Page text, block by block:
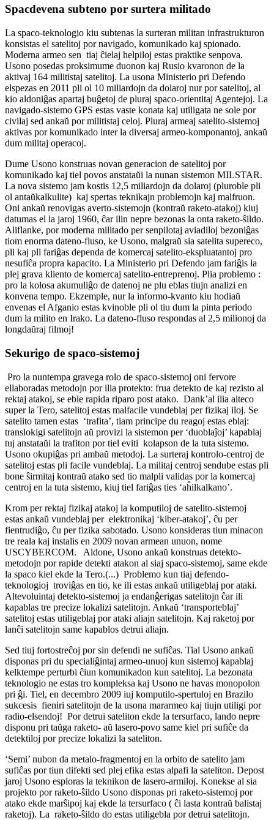
Spacdevena subteno por surtera militado
La spaco-teknologio kiu subtenas la surteran militan infrastrukturon
konsistas el satelitoj por navigado, komunikado kaj spionado.
Moderna armeo sen tiaj ĉielaj helpiloj estas praktike senpova.
Usono posedas proksimume duonon kaj Rusio kvaronon de la
aktivaj 164 militistaj satelitoj. La usona Ministerio pri Defendo
elspezas en 2011 pli ol 10 miliardojn da dolaroj nur por satelitoj, al
kio aldoniĝas apartaj buĝetoj de pluraj spaco-orientitaj Agentejoj. La
navigado-sistemo GPS estas vaste konata kaj utiligata ne sole por
civilaj sed ankaŭ por militistaj celoj. Pluraj armeaj satelito-sistemoj
aktivas por komunikado inter la diversaj armeo-komponantoj, ankaŭ
dum militaj operacoj.
Dume Usono konstruas novan generacion de satelitoj por
komunikado kaj tiel povos anstataŭi la nunan sistemon MILSTAR.
La nova sistemo jam kostis 12,5 miliardojn da dolaroj (pluroble pli
ol antaŭkalkulite) kaj spertas teknikajn problemojn kaj malfruon.
Oni ankaŭ renovigas averto-sistemojn (kontraŭ raketo-atakoj) kiuj
datumas el la jaroj 1960, ĉar ilin nepre bezonas la onta raketo-ŝildo.
Aliflanke, por moderna militado per senpilotaj aviadiloj bezoniĝas
tiom enorma dateno-fluso, ke Usono, malgraŭ sia satelita supereco,
pli kaj pli fariĝas dependa de komercaj satelito-ekspluatantoj pro
nesufiĉa propra kapacito. La Ministerio pri Defendo jam fariĝis la
plej grava kliento de komercaj satelito-entreprenoj. Plia problemo :
pro la kolosa akumuliĝo de datenoj ne plu eblas tiujn analizi en
konvena tempo. Ekzemple, nur la informo-kvanto kiu hodiaŭ
envenas el Afganio estas kvinoble pli ol tiu dum la pinta periodo
dum la milito en Irako. La dateno-fluso respondas al 2,5 milionoj da
longdaŭraj filmoj!
Sekurigo de spaco-sistemoj
Pro la nuntempa gravega rolo de spaco-sistemoj oni fervore
ellaboradas metodojn por ilia protekto: frua detekto de kaj rezisto al
rektaj atakoj, se eble rapida riparo post atako. Dank’al ilia alteco
super la Tero, satelitoj estas malfacile vundeblaj per fizikaj iloj. Se
satelito tamen estas ‘trafita’, tiam principe du reagoj estas eblaj:
translokigi satelitojn aŭ provizi la sistemon per ‘duoblaĵoj’ kapablaj
tuj anstataŭi la trafiton por tiel eviti kolapson de la tuta sistemo.
Usono okupiĝas pri ambaŭ metodoj. La surteraj kontrolo-centroj de
satelitoj estas pli facile vundeblaj. La militaj centroj sendube estas pli
bone ŝirmitaj kontraŭ atako sed tio malpli validas por la komercaj
centroj en la tuta sistemo, kiuj tiel fariĝas ties ‘aĥilkalkano’.
Krom per rektaj fizikaj atakoj la komputiloj de satelito-sistemoj
estas ankaŭ vundeblaj per elektronikaj ‘kiber-atakoj’, ĉu per
fientrudiĝo, ĉu per fizika sabotado. Usono konsideras tiun minacon
tre reala kaj instalis en 2009 novan armean unuon, nome
USCYBERCOM. Aldone, Usono ankaŭ konstruas detekto-
metodojn por rapide detekti atakon al siaj spaco-sistemoj, same ekde
la spaco kiel ekde la Tero.(...) Problemo kun tiaj defendo-
teknologioj troviĝas en tio, ke ili estas ankaŭ utiligeblaj por ataki.
Altevoluintaj detekto-sistemoj ja endanĝerigas satelitojn ĉar ili
kapablas tre precize lokalizi satelitojn. Ankaŭ ‘transporteblaj’
satelitoj estas utiligeblaj por ataki aliajn satelitojn. Kaj raketoj por
lanĉi satelitojn same kapablos detrui aliajn.
Sed tiuj fortostreĉoj por sin defendi ne sufiĉas. Tial Usono ankaŭ
disponas pri du specialiĝintaj armeo-unuoj kun sistemoj kapablaj
kelktempe perturbi ĉiun komunikadon kun satelitoj. La bezonata
teknologio ne estas tro kompleksa kaj Usono ne havas monopolon
pri ĝi. Tiel, en decembro 2009 iuj komputilo-spertuloj en Brazilo
sukcesis fieniri satelitojn de la usona mararmeo kaj tiujn utiligi por
radio-elsendoj! Por detrui sateliton ekde la tersurfaco, lando nepre
disponu pri taŭga raketo- aŭ lasero-povo same kiel pri sufiĉe da
detektiloj por precize lokalizi la sateliton.
‘Semi’ nubon da metalo-fragmentoj en la orbito de satelito jam
sufiĉas por tiun difekti sed plej efika estas alpafi la sateliton. Depost
jaroj Usono esploras la teknikon de lasero-armiloj. Konekse al sia
projekto por raketo-ŝildo Usono disponas pri raketo-sistemoj por
atako ekde marŝipoj kaj ekde la tersurfaco ( ĉi lasta kontraŭ balistaj
raketoj). La raketo-ŝildo do estas utiligebla por detrui satelitojn.